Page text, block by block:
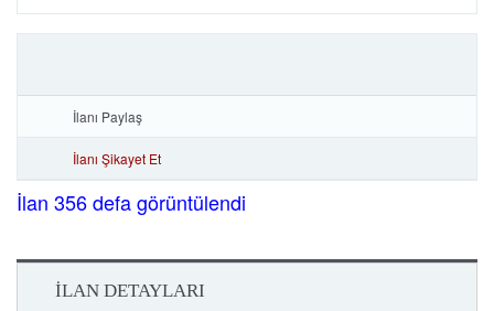
İlanı Paylaş
İlanı Şikayet Et
İlan 356 defa görüntülendi
İLAN DETAYLARI